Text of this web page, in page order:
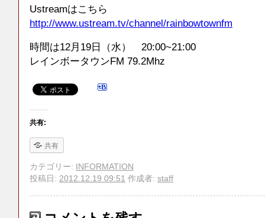
Ustreamはこちら
http://www.ustream.tv/channel/rainbowtownfm
時間は12月19日（水） 20:00~21:00
レインボータウンFM 79.2Mhz
共有:
共有
カテゴリー: INFORMATION
投稿日: 2012.12.19 09:51 作成者: staff